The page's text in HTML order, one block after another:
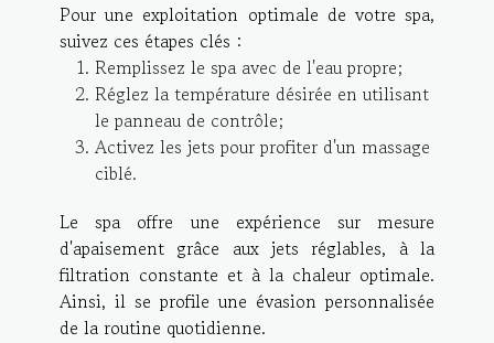
Pour une exploitation optimale de votre spa,
suivez ces étapes clés :
Remplissez le spa avec de l'eau propre;
Réglez la température désirée en utilisant
le panneau de contrôle;
Activez les jets pour profiter d'un massage
ciblé.
Le spa offre une expérience sur mesure
d'apaisement grâce aux jets réglables, à la
filtration constante et à la chaleur optimale.
Ainsi, il se profile une évasion personnalisée
de la routine quotidienne.